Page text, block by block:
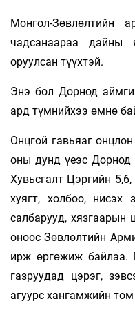
Монгол-Зөвлөлтийн
чадсанаараа дайны
оруулсан түүхтэй.
Энэ бол Дорнод
ард түмнийхээ өмнө
Онцгой гавьяаг
оны дунд үеэс Дорнод
Хувьсгалт Цэргийн
хуягт, холбоо, нисэх
салбарууд, хязгаарын
оноос Зөвлөлтийн
ирж өргөжиж байлаа.
газруудад цэрэг,
агуурс хангамжийн